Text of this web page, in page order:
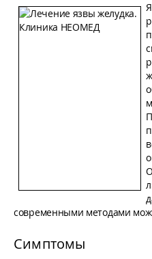
современными методами
Симптомы